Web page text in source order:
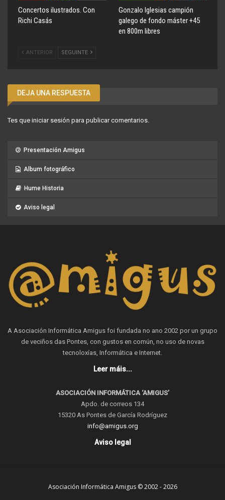
Concertos ilustrados. Con
Richi Casás
Gonzalo Iglesias campión
galego de fondo máster +45
en 800m libres
ANTERIOR SEGUINTE
DEJA UNA RESPUESTA
Tes que iniciar sesión para publicar comentarios.
Presentación Amigus
Album fotográfico
Hume Historia
Aviso legal
A Asociación Informática Amigus foi fundada no ano 2002 por un grupo
de veciños das Pontes, con gustos en común, no uso de novas
tecnoloxías, Informática e Internet.
Leer máis...
ASOCIACIÓN INFORMÁTICA ‘AMIGUS’
Apdo. de correos 134
15320 As Pontes de García Rodríguez
info@amigus.org
Aviso legal
Asociación Informática Amigus © 2002 - 2026